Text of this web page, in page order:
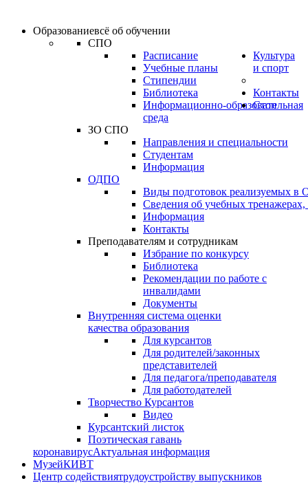
Образованиевсё об обучении
СПО
Расписание
Учебные планы
Стипендии
Библиотека
Информационно-образовательная
среда
ЗО СПО
Направления и специальности
Студентам
Информация
ОДПО
Виды подготовок реализуемых
Сведения об учебных тренажерах,
Информация
Контакты
Преподавателям и сотрудникам
Избрание по конкурсу
Библиотека
Рекомендации по работе с
инвалидами
Документы
Внутренняя система оценки
качества образования
Для курсантов
Для родителей/законных
представителей
Для педагога/преподавателя
Для работодателей
Культура
и спорт
Творчество Курсантов
Видео
Курсантский листок
Поэтическая гавань
Контакты
Стоп
коронавирусАктуальная информация
МузейКИВТ
Центр содействиятрудоустройству выпускников